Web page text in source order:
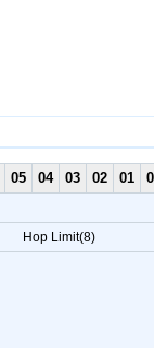
05 04 03 02 01
Hop Limit(8)